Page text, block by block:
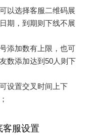
以选择客服二维码展
期，到期则下线不展
添加数有上限，也可
数添加达到50人则下
设置交叉时间上下
客服设置